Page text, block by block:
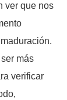
ver que nos
más
verificar